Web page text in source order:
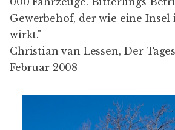
Gewerbehof, der wie eine Insel
wirkt."
Christian van Lessen, Der
Februar 2008